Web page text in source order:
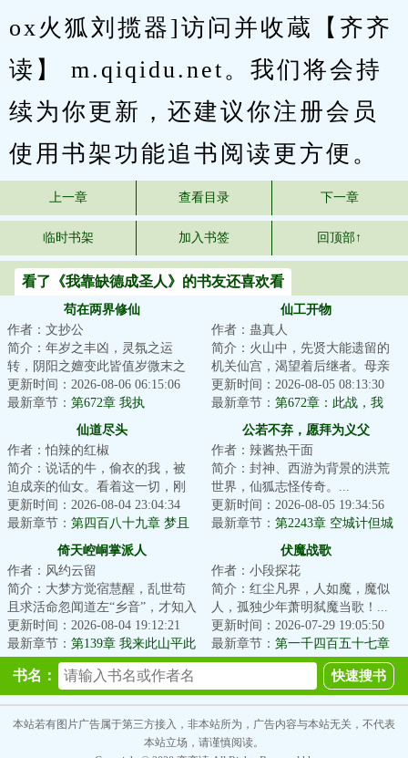
ox火狐刘揽器]访问并收蔵【齐齐
读】 m.qiqidu.net。我们将会持
续为你更新，还建议你注册会员
使用书架功能追书阅读更方便。
上一章 查看目录 下一章
临时书架 加入书签 回顶部↑
看了《我靠缺德成圣人》的书友还喜欢看
苟在两界修仙
作者：文抄公
简介：年岁之丰凶，灵氛之运
转，阴阳之嬗变此皆值岁微末之
绩耳……这是一个少年穿越两界
修仙，摸索成为【...
更新时间：2026-08-06 06:15:06
最新章节： 第672章 我执
仙工开物
作者：蛊真人
简介：火山中，先贤大能遗留的
机关仙宫，渴望着后继者。母亲
舍命争取，获得仙宫宝印，临死
前留给了宁拙。...
更新时间：2026-08-05 08:13:30
最新章节： 第672章：此战，我
仙道尽头
作者：怕辣的红椒
简介：说话的牛，偷衣的我，被
迫成亲的仙女。看着这一切，刚
刚穿越过来的江满感觉莫名的熟
悉。...
更新时间：2026-08-04 23:04:34
最新章节： 第四百八十九章 梦且
微造访仙门
公若不弃，愿拜为义父
作者：辣酱热干面
简介：封神、西游为背景的洪荒
世界，仙狐志怪传奇。...
更新时间：2026-08-05 19:34:56
最新章节： 第2243章 空城计但城
倚天崆峒掌派人
作者：风约云留
简介：大梦方觉宿慧醒，乱世苟
且求活命忽闻道左“乡音”，才知入
了倚天屠龙自此一条贱命风风火
火闯进江湖...
更新时间：2026-08-04 19:12:21
最新章节： 第139章 我来此山平此
伏魔战歌
作者：小段探花
简介：红尘凡界，人如魔，魔似
人，孤独少年萧明弑魔当歌！...
更新时间：2026-07-29 19:05:50
最新章节： 第一千四百五十七章
飞越第五牢狱（大结局）
书名：
本站若有图片广告属于第三方接入，非本站所为，广告内容与本站无关，不代表
本站立场，请谨慎阅读。